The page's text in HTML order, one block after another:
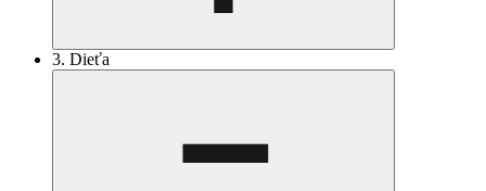
3. Dieťa